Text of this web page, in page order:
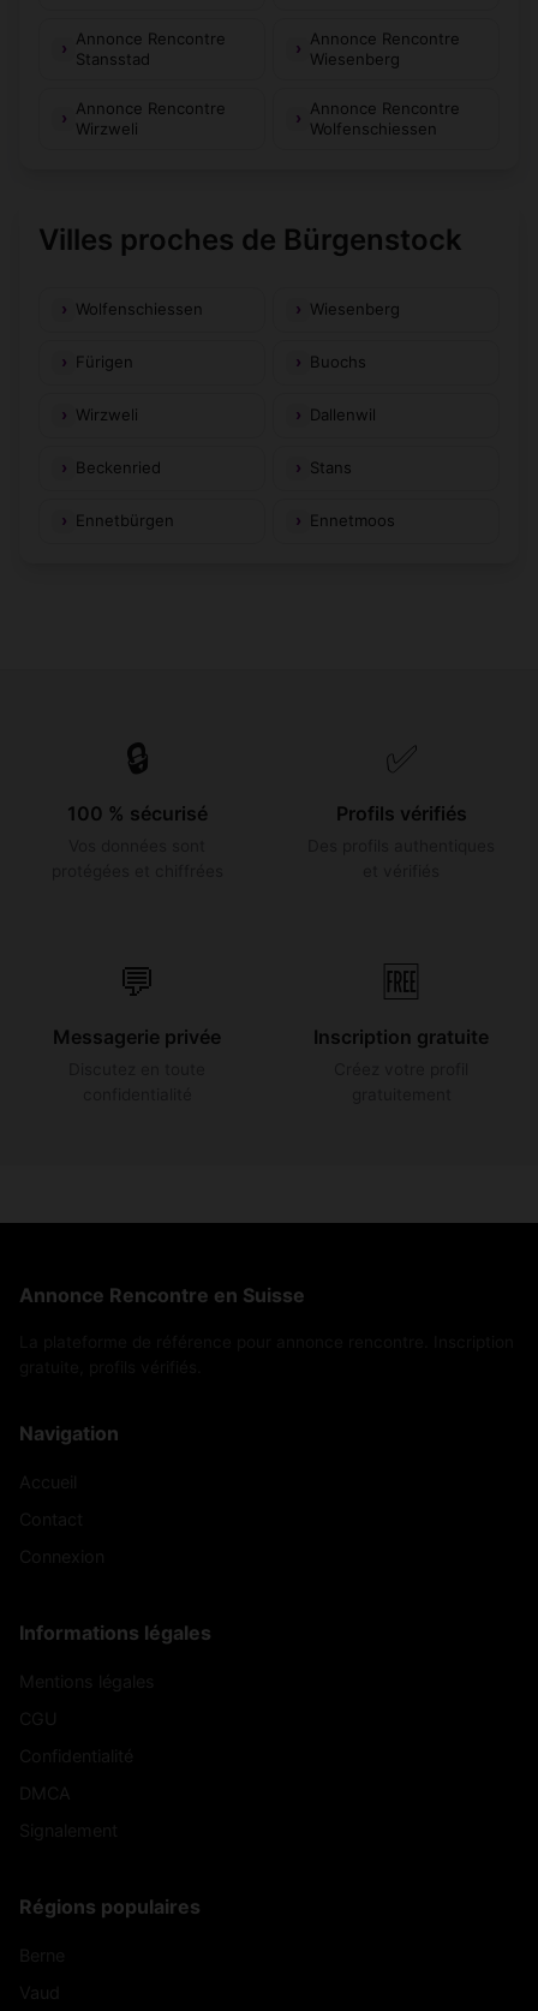
Annonce Rencontre
Stansstad
Annonce Rencontre
Wiesenberg
Annonce Rencontre
Wirzweli
Annonce Rencontre
Wolfenschiessen
Villes proches de Bürgenstock
Wolfenschiessen Wiesenberg
Fürigen Buochs
Wirzweli Dallenwil
Beckenried Stans
Ennetbürgen Ennetmoos
🔒
100 % sécurisé
✅
Profils vérifiés
💬
Messagerie privée
🆓
Inscription gratuite
Annonce Rencontre en Suisse
Navigation
Informations légales
Régions populaires